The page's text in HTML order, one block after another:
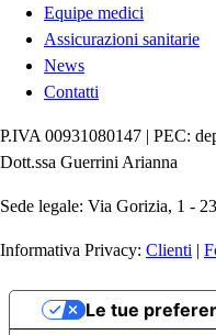
Equipe medici
Assicurazioni sanitarie
News
Contatti
P.IVA 00931080147 | PEC:
Dott.ssa Guerrini Arianna
Sede legale: Via Gorizia, 1 -
Informativa Privacy: Clienti |
Le tue